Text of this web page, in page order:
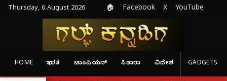
Thursday, 6 August 2026 🏠 Facebook X YouTube
HOME ಭಾರತ ಚಾಂಪಿಯನ್ ಸಿತಾರಾ ವಿದೇಶ GADGETS